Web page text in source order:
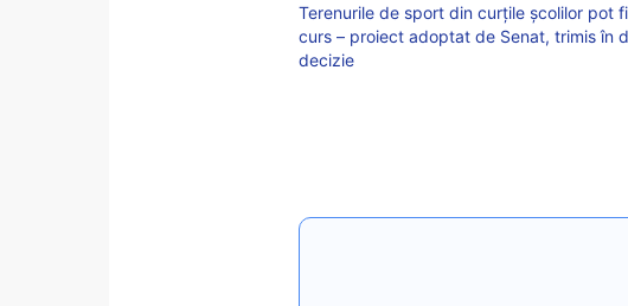
Terenurile de sport din curțile școlilor pot
curs – proiect adoptat de Senat, trimis în
decizie